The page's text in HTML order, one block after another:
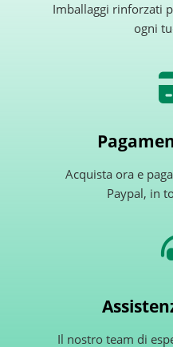
Imballaggi rinforzati
ogni
Acquista ora e
Paypal, in
Il nostro team di